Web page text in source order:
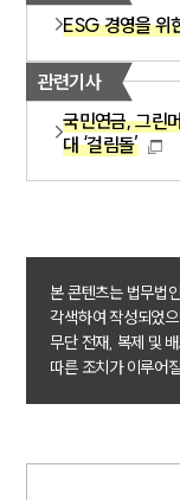
ESG 경영을 위
관련기사
국민연금, 그린
대 ‘걸림돌’
본 콘텐츠는 법무법
각색하여 작성되었
무단 전재, 복제 및
따른 조치가 이루어